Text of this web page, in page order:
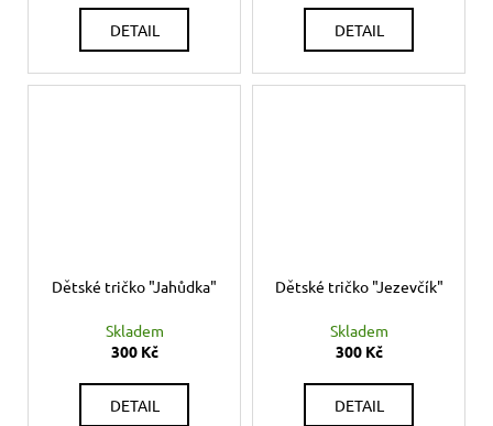
DETAIL DETAIL
Dětské tričko "Jahůdka"
Skladem
300 Kč
DETAIL
Dětské tričko "Jezevčík"
Skladem
300 Kč
DETAIL